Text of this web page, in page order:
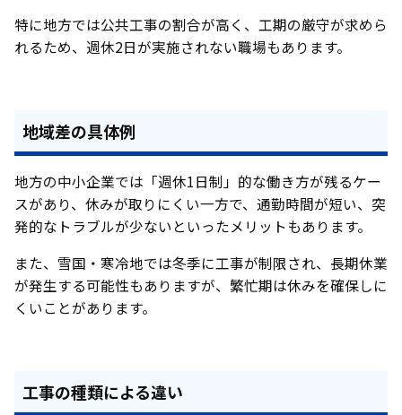
特に地方では公共工事の割合が高く、工期の厳守が求めら
れるため、週休2日が実施されない職場もあります。
地域差の具体例
地方の中小企業では「週休1日制」的な働き方が残るケー
スがあり、休みが取りにくい一方で、通勤時間が短い、突
発的なトラブルが少ないといったメリットもあります。
また、雪国・寒冷地では冬季に工事が制限され、長期休業
が発生する可能性もありますが、繁忙期は休みを確保しに
くいことがあります。
工事の種類による違い